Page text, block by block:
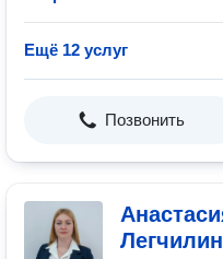
Ещё 12 услуг
Позвонить